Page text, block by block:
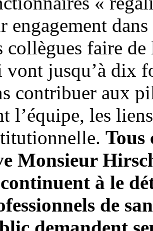
engagement
collègues faire
vont jusqu’à dix
contribuer aux
l’équipe, les
Tous
Monsieur
à le
de